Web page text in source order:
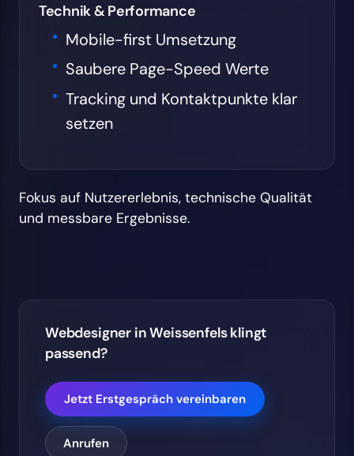
Technik & Performance
Mobile-first Umsetzung
Saubere Page-Speed Werte
Tracking und Kontaktpunkte klar
setzen
Fokus auf Nutzererlebnis, technische Qualität
und messbare Ergebnisse.
Webdesigner in Weissenfels klingt
passend?
Jetzt Erstgespräch vereinbaren
Anrufen